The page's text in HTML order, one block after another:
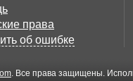
права
об ошибке
. Все права защищены.